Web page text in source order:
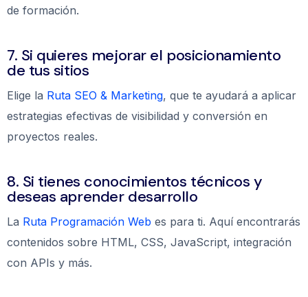
de formación.
7. Si quieres mejorar el posicionamiento
de tus sitios
Elige la Ruta SEO & Marketing, que te ayudará a aplicar
estrategias efectivas de visibilidad y conversión en
proyectos reales.
8. Si tienes conocimientos técnicos y
deseas aprender desarrollo
La Ruta Programación Web es para ti. Aquí encontrarás
contenidos sobre HTML, CSS, JavaScript, integración
con APIs y más.